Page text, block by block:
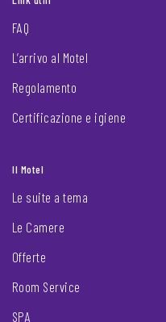
FAQ
L’arrivo al Motel
Regolamento
Certificazione e igiene
Il Motel
Le suite a tema
Le Camere
Offerte
Room Service
SPA